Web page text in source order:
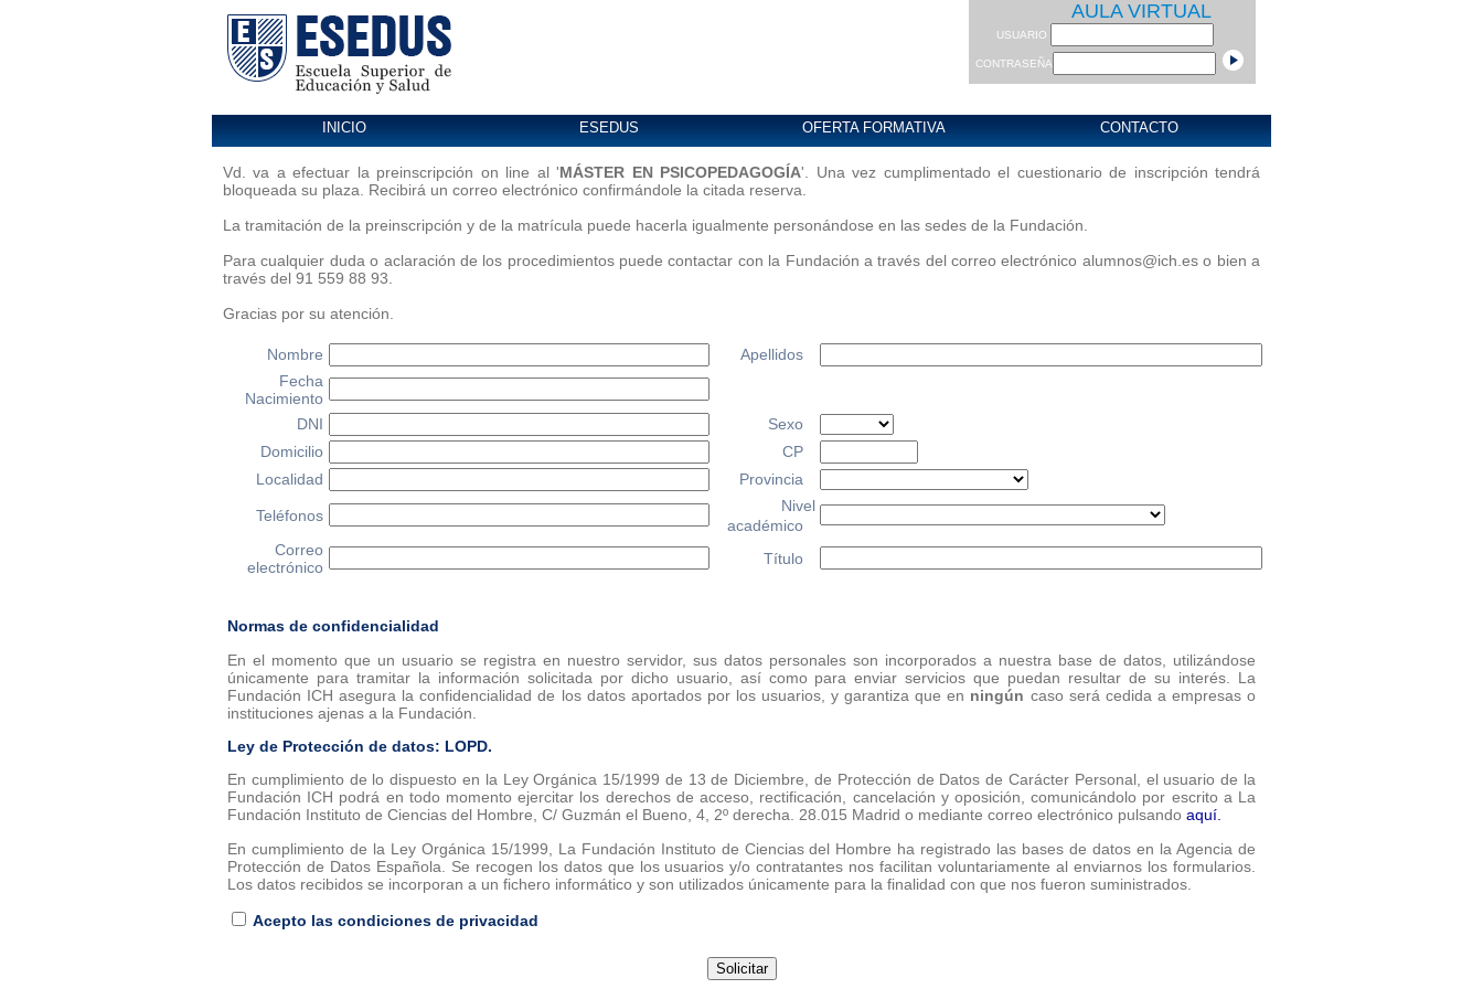
AULA VIRTUAL
USUARIO
CONTRASEÑA
INICIO ESEDUS OFERTA FORMATIVA CONTACTO
Vd. va a efectuar la preinscripción on line al 'MÁSTER EN PSICOPEDAGOGÍA'. Una vez cumplimentado el cuestionario de inscripción tendrá
bloqueada su plaza. Recibirá un correo electrónico confirmándole la citada reserva.
La tramitación de la preinscripción y de la matrícula puede hacerla igualmente personándose en las sedes de la Fundación.
Para cualquier duda o aclaración de los procedimientos puede contactar con la Fundación a través del correo electrónico alumnos@ich.es o bien a
través del 91 559 88 93.
Gracias por su atención.
Nombre
Apellidos
Fecha
Nacimiento
DNI
Sexo
Domicilio
CP
Localidad
Provincia
Teléfonos
Nivel
académico
Correo
electrónico
Título
Normas de confidencialidad
En el momento que un usuario se registra en nuestro servidor, sus datos personales son incorporados a nuestra base de datos, utilizándose
únicamente para tramitar la información solicitada por dicho usuario, así como para enviar servicios que puedan resultar de su interés. La
Fundación ICH asegura la confidencialidad de los datos aportados por los usuarios, y garantiza que en ningún caso será cedida a empresas o
instituciones ajenas a la Fundación.
Ley de Protección de datos: LOPD.
En cumplimiento de lo dispuesto en la Ley Orgánica 15/1999 de 13 de Diciembre, de Protección de Datos de Carácter Personal, el usuario de la
Fundación ICH podrá en todo momento ejercitar los derechos de acceso, rectificación, cancelación y oposición, comunicándolo por escrito a La
Fundación Instituto de Ciencias del Hombre, C/ Guzmán el Bueno, 4, 2º derecha. 28.015 Madrid o mediante correo electrónico pulsando aquí.
En cumplimiento de la Ley Orgánica 15/1999, La Fundación Instituto de Ciencias del Hombre ha registrado las bases de datos en la Agencia de
Protección de Datos Española. Se recogen los datos que los usuarios y/o contratantes nos facilitan voluntariamente al enviarnos los formularios.
Los datos recibidos se incorporan a un fichero informático y son utilizados únicamente para la finalidad con que nos fueron suministrados.
Acepto las condiciones de privacidad